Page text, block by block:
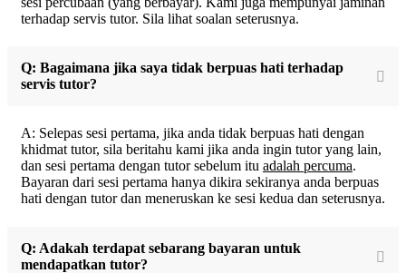
terhadap servis tutor. Sila lihat soalan seterusnya.
Q: Bagaimana jika saya tidak berpuas hati terhadap
servis tutor?
A: Selepas sesi pertama, jika anda tidak berpuas hati dengan
khidmat tutor, sila beritahu kami jika anda ingin tutor yang lain,
dan sesi pertama dengan tutor sebelum itu adalah percuma.
Bayaran dari sesi pertama hanya dikira sekiranya anda berpuas
hati dengan tutor dan meneruskan ke sesi kedua dan seterusnya.
Q: Adakah terdapat sebarang bayaran untuk
mendapatkan tutor?